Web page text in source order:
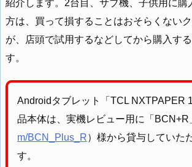
紹介します。2台目、サブ機、子供用に購
方は、買って損することはおそらくない
が、店頭で試用するなどしてから購入す
す。
Androidタブレット「TCL NXTPAPER
品本体は、実機レビュー用に「BCN+R
m/BCN_Plus_R）様から貸与していた
す。